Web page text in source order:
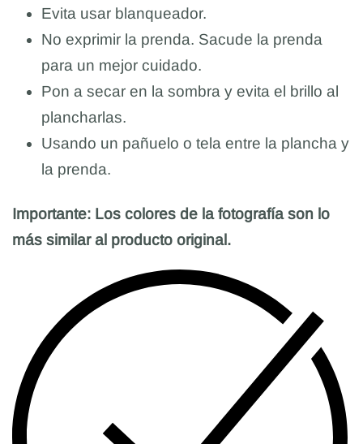
Evita usar blanqueador.
No exprimir la prenda. Sacude la prenda
para un mejor cuidado.
Pon a secar en la sombra y evita el brillo al
plancharlas.
Usando un pañuelo o tela entre la plancha y
la prenda.
Importante: Los colores de la fotografía son lo
más similar al producto original.